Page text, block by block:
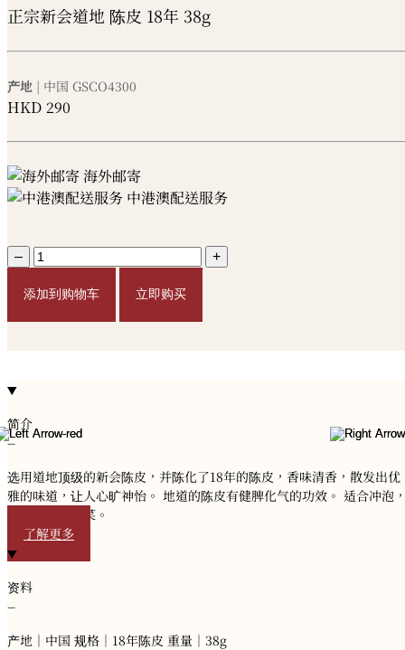
正宗新会道地 陈皮 18年 38g
产地 | 中国 GSCO4300
HKD 290
海外邮寄
中港澳配送服务
– +
添加到购物车 立即购买
简介
−
选用道地顶级的新会陈皮，并陈化了18年的陈皮，香味清香，散发出优
雅的味道，让人心旷神怡。 地道的陈皮有健脾化气的功效。 适合冲泡
炖煮汤水和做菜。
了解更多
资料
−
产地｜中国 规格｜18年陈皮 重量｜38g